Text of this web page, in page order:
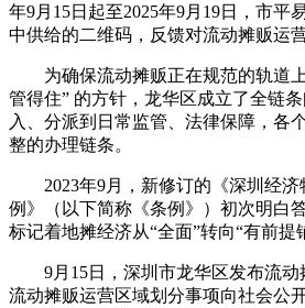
年9月15日起至2025年9月19日，市平
中供给的二维码，反馈对流动摊贩运
为确保流动摊贩正在规范的轨道上
管得住” 的方针，龙华区成立了全链
入、分派到日常监管、法律保障，各
整的办理链条。
2023年9月，新修订的《深圳经济
例》（以下简称《条例》）初次明白
标记着地摊经济从“全面”转向“有前提
9月15日，深圳市龙华区发布流动
流动摊贩运营区域划分事项向社会公